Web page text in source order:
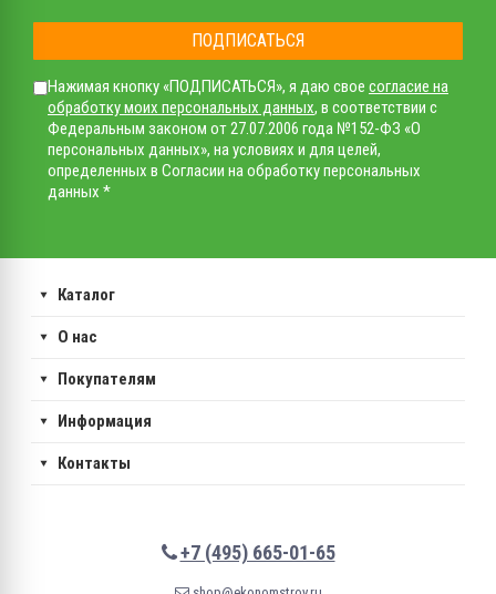
ПОДПИСАТЬСЯ
Нажимая кнопку «ПОДПИСАТЬСЯ», я даю свое согласие на
обработку моих персональных данных, в соответствии с
Федеральным законом от 27.07.2006 года №152-ФЗ «О
персональных данных», на условиях и для целей,
определенных в Согласии на обработку персональных
данных *
Каталог
О нас
Покупателям
Информация
Контакты
+7 (495) 665-01-65